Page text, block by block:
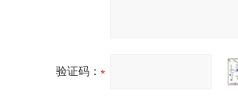
验证码：